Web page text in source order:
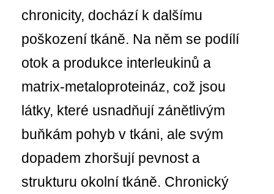
chronicity, dochází k dalšímu
poškození tkáně. Na něm se podílí
otok a produkce interleukinů a
matrix-metaloproteináz, což jsou
látky, které usnadňují zánětlivým
buňkám pohyb v tkáni, ale svým
dopadem zhoršují pevnost a
strukturu okolní tkáně. Chronický